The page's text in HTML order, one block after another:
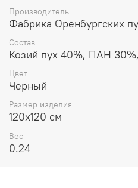
Производитель
Фабрика Оренбургских
Состав
Козий пух 40%, ПАН
Цвет
Черный
Размер изделия
120x120 см
Вес
0.24